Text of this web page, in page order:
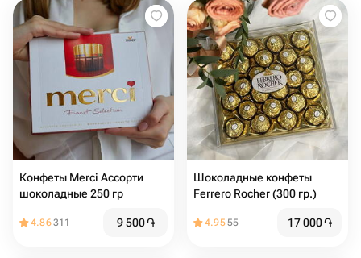
Конфеты Merci Ассорти
шоколадные 250 гр
4.86311 9 500֏
Шоколадные конфеты
Ferrero Rocher (300 гр.)
4.9555 17 000֏